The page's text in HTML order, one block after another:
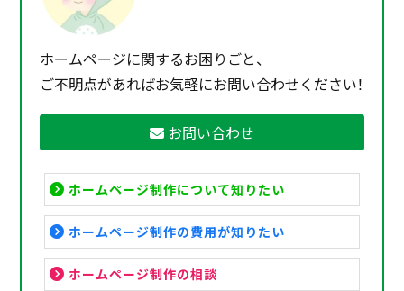
ホームページに関するお困りごと、
ご不明点があればお気軽にお問い合わせください！
お問い合わせ
ホームページ制作について知りたい
ホームページ制作の費用が知りたい
ホームページ制作の相談